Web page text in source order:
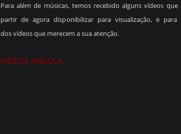
Para além de músicas, temos recebido alguns vídeos
partir de agora disponibilizar para visualização, e
dos vídeos que merecem a sua atenção.
VIDEOS ANGOLA